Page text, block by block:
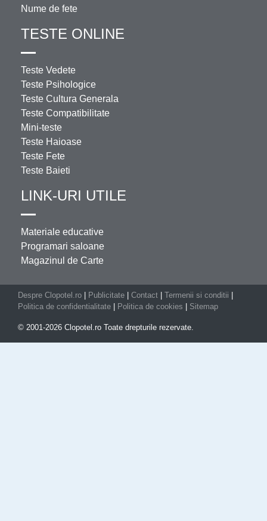
Nume de fete
TESTE ONLINE
Teste Vedete
Teste Psihologice
Teste Cultura Generala
Teste Compatibilitate
Mini-teste
Teste Haioase
Teste Fete
Teste Baieti
LINK-URI UTILE
Materiale educative
Programari saloane
Magazinul de Carte
Despre Clopotel.ro Publicitate Contact Termenii si conditii
Politica de confidentialitate
Politica de cookies Sitemap
© 2001-2026 Clopotel.ro Toate drepturile rezervate.